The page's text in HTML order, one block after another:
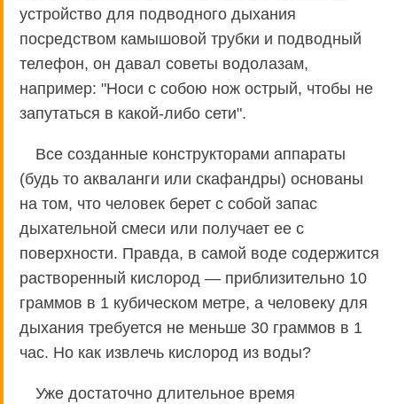
устройство для подводного дыхания
посредством камышовой трубки и подводный
телефон, он давал советы водолазам,
например: "Носи с собою нож острый, чтобы не
запутаться в какой-либо сети".
Все созданные конструкторами аппараты
(будь то акваланги или скафандры) основаны
на том, что человек берет с собой запас
дыхательной смеси или получает ее с
поверхности. Правда, в самой воде содержится
растворенный кислород — приблизительно 10
граммов в 1 кубическом метре, а человеку для
дыхания требуется не меньше 30 граммов в 1
час. Но как извлечь кислород из воды?
Уже достаточно длительное время